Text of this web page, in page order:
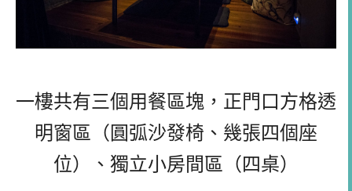
一樓共有三個用餐區塊，正門口方格透
明窗區（圓弧沙發椅、幾張四個座
位）、獨立小房間區（四桌）